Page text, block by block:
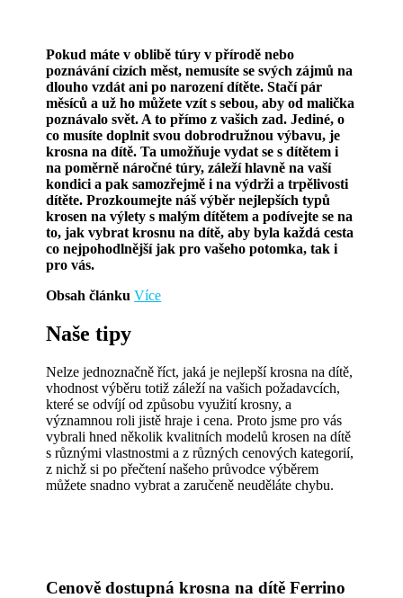
Pokud máte v oblibě túry v přírodě nebo
poznávání cizích měst, nemusíte se svých zájmů na
dlouho vzdát ani po narození dítěte. Stačí pár
měsíců a už ho můžete vzít s sebou, aby od malička
poznávalo svět. A to přímo z vašich zad. Jediné, o
co musíte doplnit svou dobrodružnou výbavu, je
krosna na dítě. Ta umožňuje vydat se s dítětem i
na poměrně náročné túry, záleží hlavně na vaší
kondici a pak samozřejmě i na výdrži a trpělivosti
dítěte. Prozkoumejte náš výběr nejlepších typů
krosen na výlety s malým dítětem a podívejte se na
to, jak vybrat krosnu na dítě, aby byla každá cesta
co nejpohodlnější jak pro vašeho potomka, tak i
pro vás.
Obsah článku Více
Naše tipy
Nelze jednoznačně říct, jaká je nejlepší krosna na dítě,
vhodnost výběru totiž záleží na vašich požadavcích,
které se odvíjí od způsobu využití krosny, a
významnou roli jistě hraje i cena. Proto jsme pro vás
vybrali hned několik kvalitních modelů krosen na dítě
s různými vlastnostmi a z různých cenových kategorií,
z nichž si po přečtení našeho průvodce výběrem
můžete snadno vybrat a zaručeně neuděláte chybu.
Cenově dostupná krosna na dítě Ferrino